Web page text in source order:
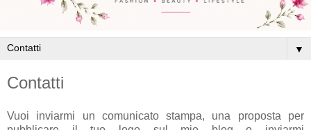
▼
Contatti
Vuoi inviarmi un comunicato stampa, una proposta per